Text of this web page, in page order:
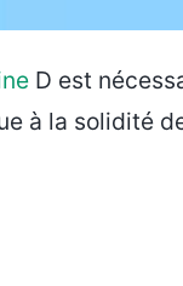
D est
à la solidité